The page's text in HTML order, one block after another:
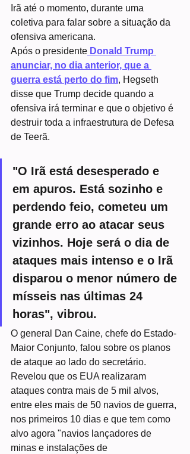
Irã até o momento, durante uma
coletiva para falar sobre a situação da
ofensiva americana.
Após o presidente Donald Trump
anunciar, no dia anterior, que a
guerra está perto do fim, Hegseth
disse que Trump decide quando a
ofensiva irá terminar e que o objetivo é
destruir toda a infraestrutura de Defesa
de Teerã.
"O Irã está desesperado e
em apuros. Está sozinho e
perdendo feio, cometeu um
grande erro ao atacar seus
vizinhos. Hoje será o dia de
ataques mais intenso e o Irã
disparou o menor número de
mísseis nas últimas 24
horas", vibrou.
O general Dan Caine, chefe do Estado-
Maior Conjunto, falou sobre os planos
de ataque ao lado do secretário.
Revelou que os EUA realizaram
ataques contra mais de 5 mil alvos,
entre eles mais de 50 navios de guerra,
nos primeiros 10 dias e que tem como
alvo agora "navios lançadores de
minas e instalações de